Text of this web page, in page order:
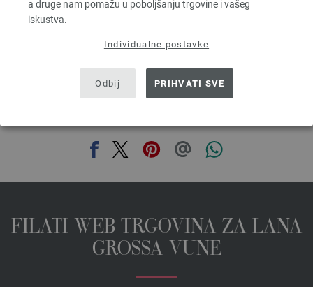
a druge nam pomažu u poboljšanju trgovine i vašeg
iskustva.
Individualne postavke
Odbij PRIHVATI SVE
bez PDV-a, dodatno troškovi za dostavu, Osnovna cijena:265,60 € - 334,40 €
FILATI WEB TRGOVINA ZA LANA
GROSSA VUNE